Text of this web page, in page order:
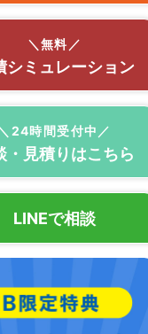
＼無料／
シミュレーション
24時間受付中／
・見積りはこちら
LINEで相談